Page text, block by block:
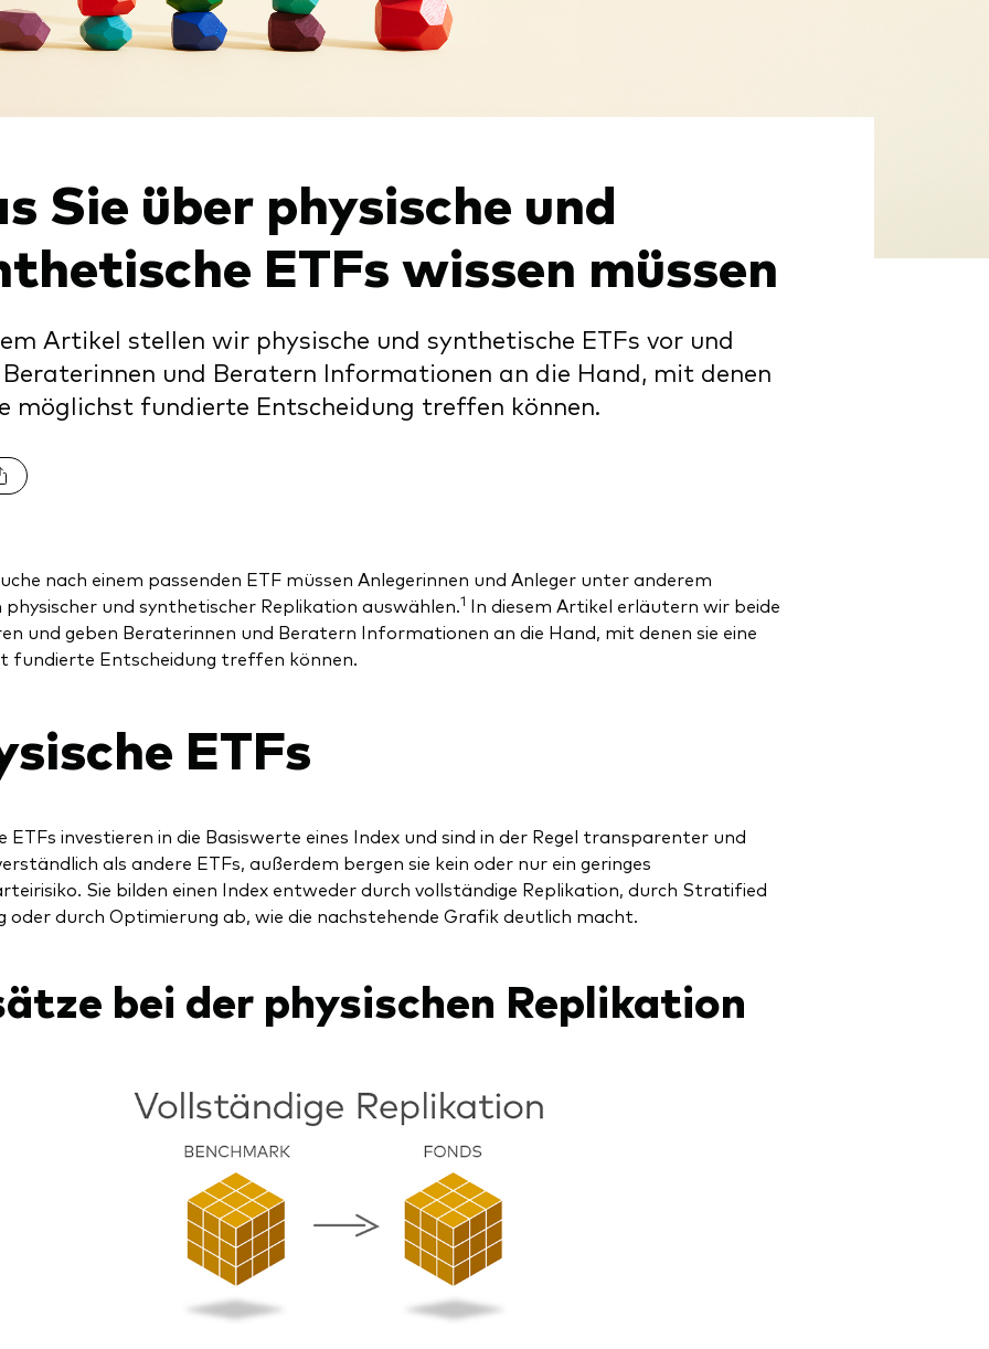
market
Modellportfolios
Sie über physische und
ETFs wissen müssen
Artikel stellen wir physische und synthetische ETFs vor und
und Beratern Informationen an die Hand, mit denen
möglichst fundierte Entscheidung treffen können.
nach einem passenden ETF müssen Anlegerinnen und Anleger unter anderem
physischer und synthetischer Replikation auswählen.1 In diesem Artikel erläutern wir beide
und geben Beraterinnen und Beratern Informationen an die Hand, mit denen sie eine
fundierte Entscheidung treffen können.
ETFs
ETFs investieren in die Basiswerte eines Index und sind in der Regel transparenter und
als andere ETFs, außerdem bergen sie kein oder nur ein geringes
Sie bilden einen Index entweder durch vollständige Replikation, durch Stratified
oder durch Optimierung ab, wie die nachstehende Grafik deutlich macht.
bei der physischen Replikation